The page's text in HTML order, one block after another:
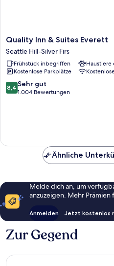
Quality
Inn
&
Suites
Everett
Seattle
Hill-
Quality Inn & Suites Everett
Seattle Hill-Silver Firs
Frühstück inbegriffen
Haustiere
Kostenlose Parkplätze
8.4
von
8,4 Sehr gut
1.004 Bewertungen
Ähnliche
Melde dich an, um
anzuzeigen. Mehr
Anmelden Jetzt kostenlos
Zur Gegend